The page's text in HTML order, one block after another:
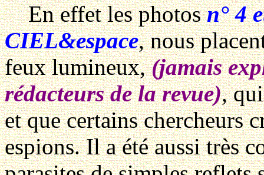
En effet les photosn° 4
CIEL&espace, nous
feux lumineux,(jamais
rédacteurs de la revue),
et que certains chercheurs
espions. Il a été aussi très